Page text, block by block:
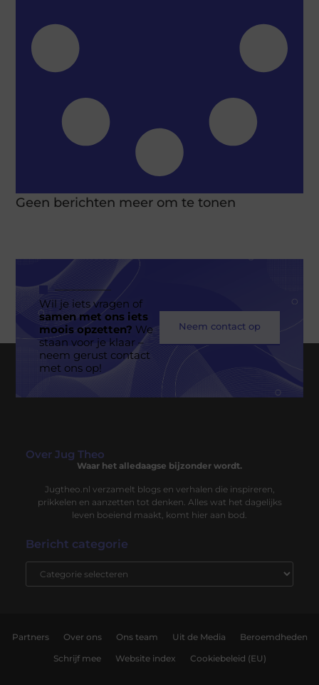
Geen berichten meer om te tonen
Wil je iets vragen of
samen met ons iets
moois opzetten? We
staan voor je klaar –
neem gerust contact
met ons op!
Neem contact op
Over Jug Theo
Waar het alledaagse bijzonder wordt.
Jugtheo.nl verzamelt blogs en verhalen die inspireren,
prikkelen en aanzetten tot denken. Alles wat het dagelijks
leven boeiend maakt, komt hier aan bod.
Bericht categorie
Partners Over ons Ons team Uit de Media Beroemdheden
Schrijf mee Website index Cookiebeleid (EU)